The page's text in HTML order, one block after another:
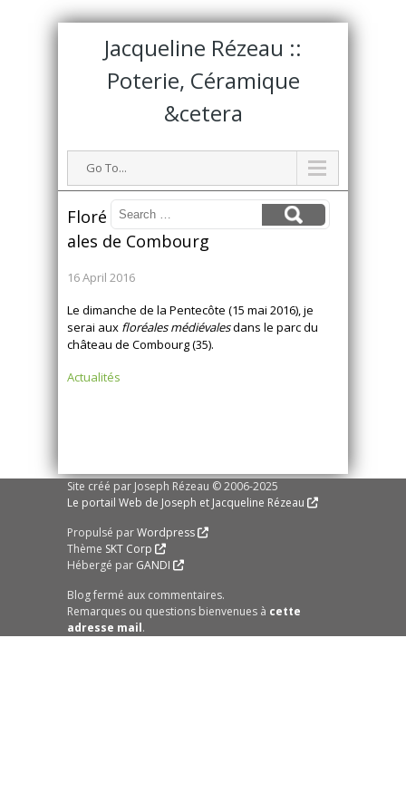
Jacqueline Rézeau ::
Poterie, Céramique
&cetera
Go To...
Floré
ales de Combourg
16 April 2016
Le dimanche de la Pentecôte (15 mai 2016), je
serai aux floréales médiévalesdans le parc du
château de Combourg (35).
Actualités
Site créé par Joseph Rézeau © 2006-2025
Le portail Web de Joseph et Jacqueline Rézeau
Propulsé parWordpress
Thème SKT Corp
Hébergé par GANDI
Blog fermé aux commentaires.
Remarques ou questions bienvenues à cette
adresse mail.